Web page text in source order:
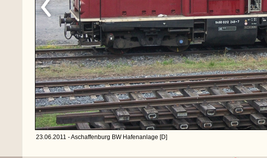
23.06.2011 - Aschaffenburg BW Hafenanlage [D]